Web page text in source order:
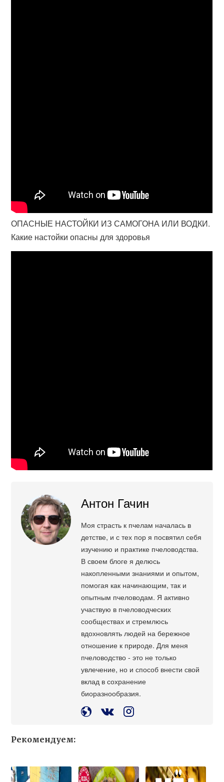
ОПАСНЫЕ НАСТОЙКИ ИЗ САМОГОНА ИЛИ ВОДКИ.
Какие настойки опасны для здоровья
Антон Гачин
Моя страсть к пчелам началась в
детстве, и с тех пор я посвятил себя
изучению и практике пчеловодства.
В своем блоге я делюсь
накопленными знаниями и опытом,
помогая как начинающим, так и
опытным пчеловодам. Я активно
участвую в пчеловодческих
сообществах и стремлюсь
вдохновлять людей на бережное
отношение к природе. Для меня
пчеловодство - это не только
увлечение, но и способ внести свой
вклад в сохранение
биоразнообразия.
Рекомендуем: